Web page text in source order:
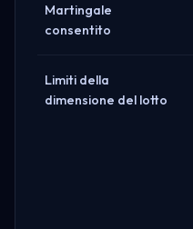
Martingale
consentito
Limiti della
dimensione del lotto